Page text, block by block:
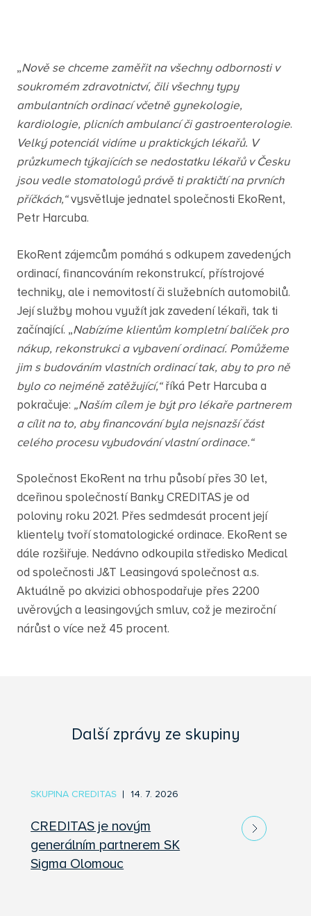
„Nově se chceme zaměřit na všechny odbornosti v
soukromém zdravotnictví, čili všechny typy
ambulantních ordinací včetně gynekologie,
kardiologie, plicních ambulancí či gastroenterologie.
Velký potenciál vidíme u praktických lékařů. V
průzkumech týkajících se nedostatku lékařů v Česku
jsou vedle stomatologů právě ti praktičtí na prvních
příčkách,“vysvětluje jednatel společnosti EkoRent,
Petr Harcuba.
EkoRent zájemcům pomáhá s odkupem zavedených
ordinací, financováním rekonstrukcí, přístrojové
techniky, ale i nemovitostí či služebních automobilů.
Její služby mohou využít jak zavedení lékaři, tak ti
začínající. „Nabízíme klientům kompletní balíček pro
nákup, rekonstrukci a vybavení ordinací. Pomůžeme
jim s budováním vlastních ordinací tak, aby to pro ně
bylo co nejméně zatěžující,“ říká Petr Harcuba a
pokračuje: „Naším cílem je být pro lékaře partnerem
a cílit na to, aby financování byla nejsnazší část
celého procesu vybudování vlastní ordinace.“
Společnost EkoRent na trhu působí přes 30 let,
dceřinou společností Banky CREDITAS je od
poloviny roku 2021. Přes sedmdesát procent její
klientely tvoří stomatologické ordinace. EkoRent se
dále rozšiřuje. Nedávno odkoupila středisko Medical
od společnosti J&T Leasingová společnost a.s.
Aktuálně po akvizici obhospodařuje přes 2200
uvěrových a leasingových smluv, což je meziroční
nárůst o více než 45 procent.
Další zprávy ze skupiny
CREDITAS je novým
generálním partnerem SK
Sigma Olomouc
14. 7. 2026
SKUPINA CREDITAS